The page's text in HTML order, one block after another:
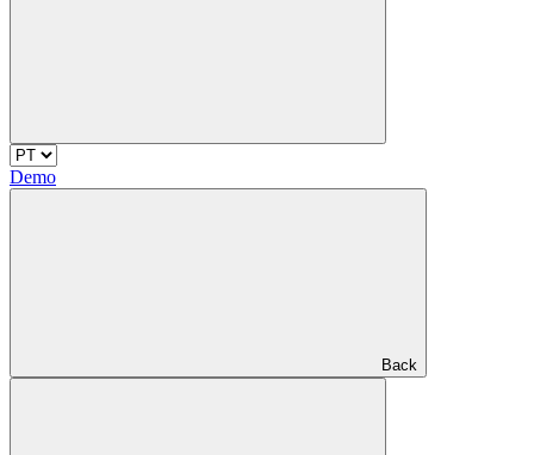
Demo
Back